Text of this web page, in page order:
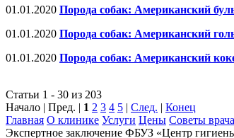
01.01.2020 Порода собак: Американский
01.01.2020 Порода собак: Американский
01.01.2020 Порода собак: Американский
Статьи 1 - 30 из 203
Начало | Пред. | 1 2 3 4 5 | След. | Конец
Главная О клинике Услуги Цены Советы врача
Экспертное заключение ФБУЗ «Центр